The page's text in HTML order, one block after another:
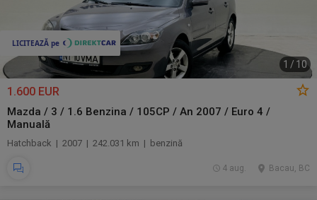
1 / 10
1.600 EUR
Mazda / 3 / 1.6 Benzina / 105CP / An 2007 / Euro 4 /
Manuală
Hatchback | 2007 | 242.031 km | benzină
Bacau, BC
4 aug.